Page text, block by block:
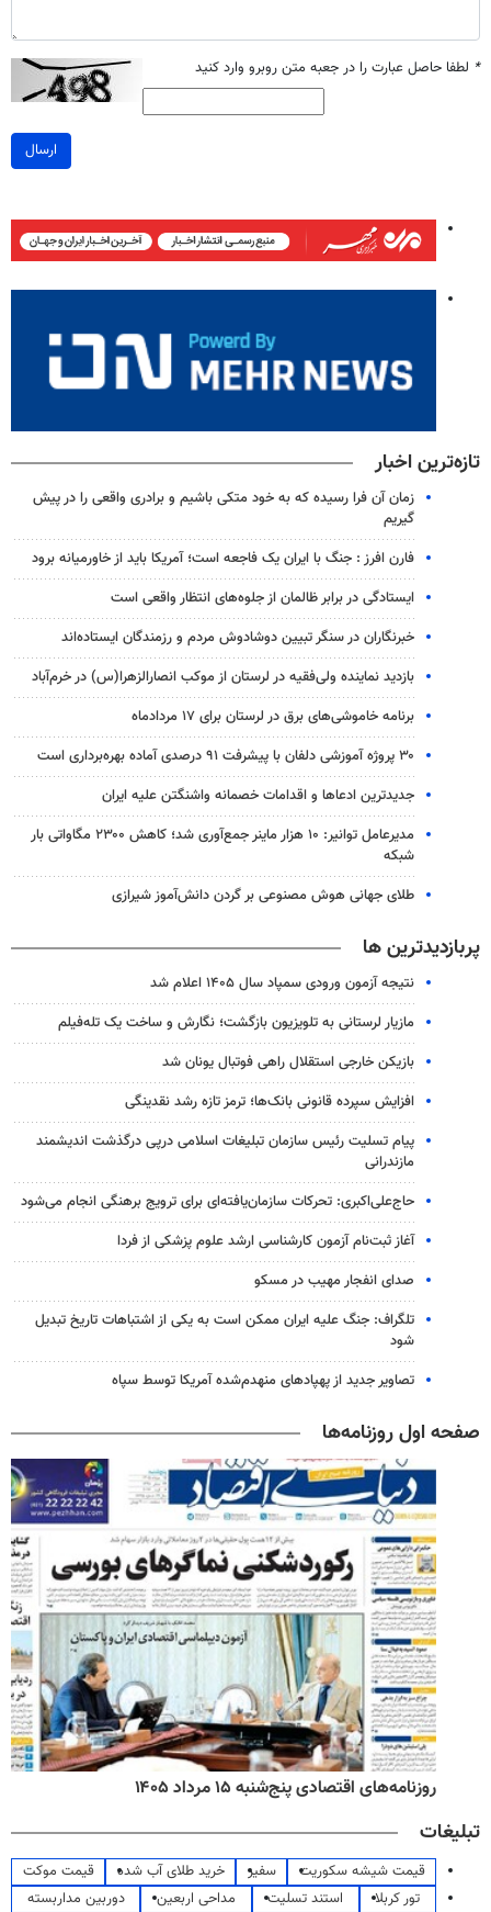
* لطفا حاصل عبارت را در جعبه متن روبرو وارد کنید
ارسال
تازه‌ترین اخبار
زمان آن فرا رسیده که به خود متکی باشیم و برادری واقعی را در پیش
گیریم
فارن افرز : جنگ با ایران یک فاجعه است؛ آمریکا باید از خاورمیانه برود
ایستادگی در برابر ظالمان از جلوه‌های انتظار واقعی است
خبرنگاران در سنگر تبیین دوشادوش مردم و رزمندگان ایستاده‌اند
بازدید نماینده ولی‌فقیه در لرستان از موکب انصارالزهرا(س) در خرم‌آباد
برنامه خاموشی‌های برق در لرستان برای ۱۷ مردادماه
۳۰ پروژه آموزشی دلفان با پیشرفت ۹۱ درصدی آماده بهره‌برداری است
جدیدترین ادعاها و اقدامات خصمانه واشنگتن علیه ایران
مدیرعامل توانیر: ۱۰ هزار ماینر جمع‌آوری شد؛ کاهش ۲۳۰۰ مگاواتی بار
شبکه
طلای جهانی هوش مصنوعی بر گردن دانش‌آموز شیرازی
پربازدیدترین ها
نتیجه آزمون ورودی سمپاد سال ۱۴۰۵ اعلام شد
مازیار لرستانی به تلویزیون بازگشت؛ نگارش و ساخت یک تله‌فیلم
بازیکن خارجی استقلال راهی فوتبال یونان شد
افزایش سپرده قانونی بانک‌ها؛ ترمز تازه رشد نقدینگی
پیام تسلیت رئیس سازمان تبلیغات اسلامی درپی درگذشت اندیشمند
مازندرانی
حاج‌علی‌اکبری: تحرکات سازمان‌یافته‌ای برای ترویج برهنگی انجام می‌شود
آغاز ثبت‌نام‌ آزمون کارشناسی ارشد علوم پزشکی از فردا
صدای انفجار مهیب در مسکو
تلگراف: جنگ علیه ایران ممکن است به یکی از اشتباهات تاریخ تبدیل
شود
تصاویر جدید از پهپادهای منهدم‌شده آمریکا توسط سپاه
صفحه اول روزنامه‌ها
روزنامه‌های اقتصادی پنج‌شنبه ۱۵ مرداد ۱۴۰۵
تبلیغات
قیمت شیشه سکوریت سفیر خرید طلای آب شده
قیمت موکت
تور کربلا
استند تسلیت مداحی اربعین
دوربین مداربسته